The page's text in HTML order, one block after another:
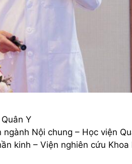
Y
Nội chung – Học viện
kinh – Viện nghiên cứu